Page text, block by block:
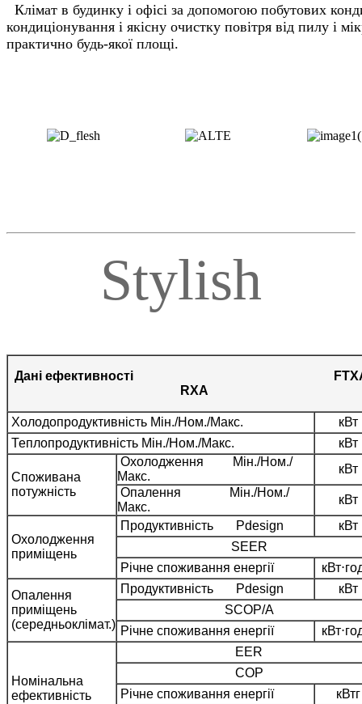
Клімат в будинку і офісі за допомогою побутових
кондиціонування і якісну очистку повітря від пилу і
практично будь-якої площі.
Stylish
Дані ефективності FTXA
RXA
Холодопродуктивність Mін./Ном./Макс.
кВт
Теплопродуктивність Mін./Ном./Макс.
кВт
Споживана
потужність
Охолодження Mін./Ном./
Макс.
кВт
Опалення Mін./Ном./
Макс.
кВт
Охолодження
приміщень
Продуктивність Pdesign
кВт
SEER
Річне споживання енергії
Опалення
приміщень
(середньоклімат.)
Продуктивність Pdesign
кВт
SCOP/A
Річне споживання енергії
Номінальна
ефективність
EER
COP
Річне споживання енергії
кВтг